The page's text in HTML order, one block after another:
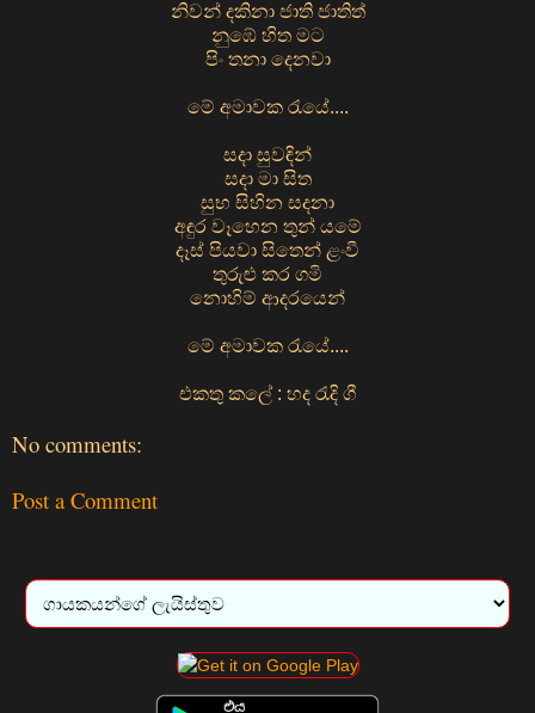
නිවන් දකිනා ජාති ජාතිත්
නුඹේ හිත මට
පිං තනා දෙනවා
මේ අමාවක රැයේ....
සදා සුවඳින්
සදා මා සිත
සුභ සිහින සදනා
අඳුර වෑහෙන තුන් යමේ
දෑස් පියවා සිතෙන් ළංවී
තුරුළු කර ගමි
නොහිම් ආදරයෙන්
මේ අමාවක රැයේ....
එකතු කලේ : හද රැදි ගී
No comments:
Post a Comment